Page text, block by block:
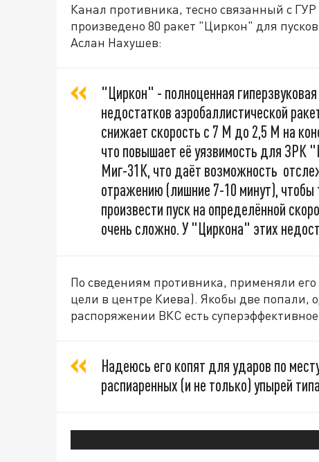
Канал противника, тесно связанный с ГУР
произведено 80 ракет "Циркон" для
Аслан Нахушев:
"Циркон" - полноценная
недостатков аэробаллистической
снижает скорость с 7 М до 2,5 М на
что повышает её уязвимость для ЗРК
Миг-31К, что даёт возможность
отражению (лишние 7-10 минут),
произвести пуск на определённой
очень сложно. У "Циркона" этих
По сведениям противника, применяли его
цели в центре Киева). Якобы две попали,
распоряжении ВКС есть
Надеюсь его копят для ударов по
распиаренных (и не только) упырей